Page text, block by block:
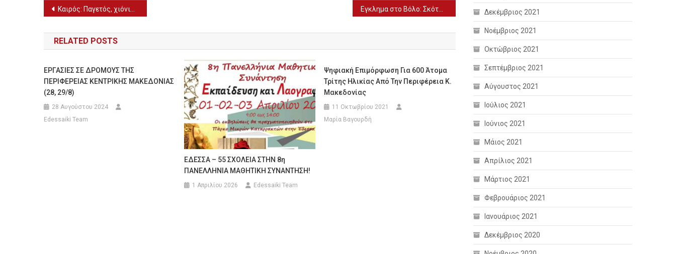
Πλοήγηση
άρθρων
Καιρός: Παγετός, χιόνια, καταιγίδες (10/1) Eγκλημα στο Bόλο: Σκότωσε τον αδερφό της γυναίκας του γιατί βίαζε την κόρη του
RELATED POSTS
ΕΡΓΑΣΙΕΣ ΣΕ ΔΡΟΜΟΥΣ ΤΗΣ
ΠΕΡΙΦΕΡΕΙΑΣ ΚΕΝΤΡΙΚΗΣ ΜΑΚΕΔΟΝΙΑΣ
(28, 29/8)
28 Αυγούστου 2024
Edessaiki Team
ΕΔΕΣΣΑ – 55 ΣΧΟΛΕΙΑ ΣΤΗΝ 8η
ΠΑΝΕΛΛΗΝΙΑ ΜΑΘΗΤΙΚΗ ΣΥΝΑΝΤΗΣΗ!
1 Απριλίου 2026 Edessaiki Team
Ψηφιακή Επιμόρφωση Για 600 Άτομα
Τρίτης Ηλικίας Από Την Περιφέρεια Κ.
Μακεδονίας
11 Οκτωβρίου 2021
Μαρία Βαγουρδή
Δεκέμβριος 2021
Νοέμβριος 2021
Οκτώβριος 2021
Σεπτέμβριος 2021
Αύγουστος 2021
Ιούλιος 2021
Ιούνιος 2021
Μάιος 2021
Απρίλιος 2021
Μάρτιος 2021
Φεβρουάριος 2021
Ιανουάριος 2021
Δεκέμβριος 2020